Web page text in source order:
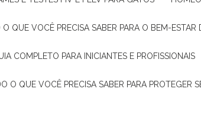
O QUE VOCÊ PRECISA SABER PARA O BEM-ESTAR
COMPLETO PARA INICIANTES E PROFISSIONAIS
O QUE VOCÊ PRECISA SABER PARA PROTEGER